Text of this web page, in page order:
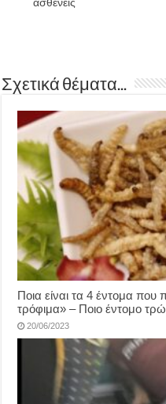
Σχετικά θέματα...
Ποια είναι τα 4 έντομα
τρόφιμα» – Ποιο έντομο
20/06/2023